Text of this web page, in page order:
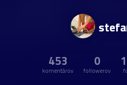
453
komentárov
0
followerov